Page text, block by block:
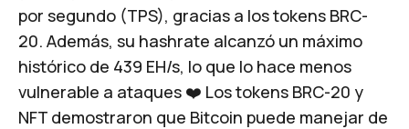
por segundo (TPS), gracias a los tokens BRC-
20. Además, su hashrate alcanzó un máximo
histórico de 439 EH/s, lo que lo hace menos
vulnerable a ataques ❤️ Los tokens BRC-20 y
NFT demostraron que Bitcoin puede manejar de